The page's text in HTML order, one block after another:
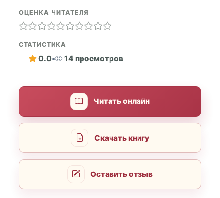
ОЦЕНКА ЧИТАТЕЛЯ
СТАТИСТИКА
0.0• 14 просмотров
Читать онлайн
Скачать книгу
Оставить отзыв